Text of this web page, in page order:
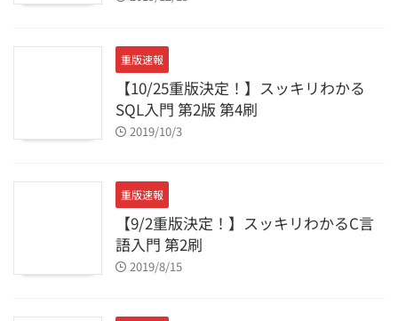
重版速報
【10/25重版決定！】スッキリわかる
SQL入門 第2版 第4刷
2019/10/3
重版速報
【9/2重版決定！】スッキリわかるC言
語入門 第2刷
2019/8/15